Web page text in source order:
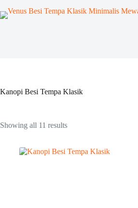
to
content
Kanopi Besi Tempa Klasik
Showing all 11 results